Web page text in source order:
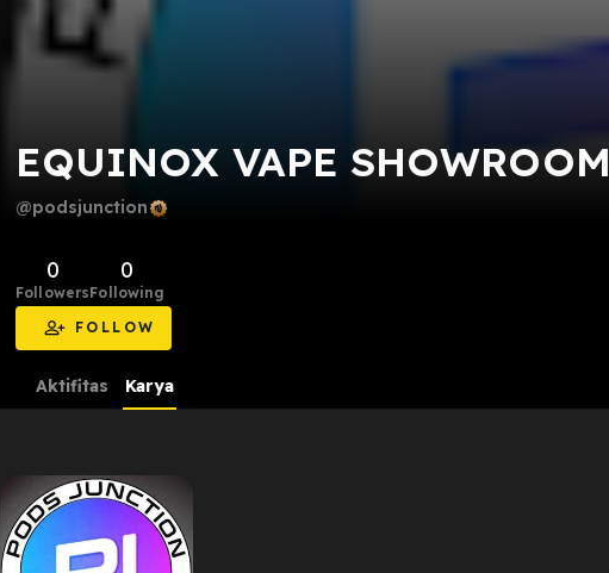
EQUINOX VAPE SHOWROOM
@podsjunction
0
Followers
0
Following
FOLLOW
Aktifitas Karya